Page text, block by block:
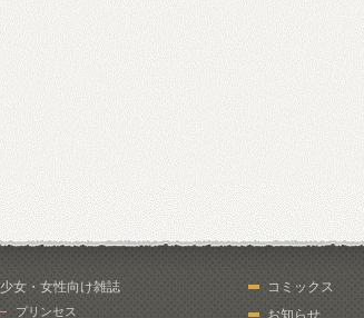
少女・女性向け雑誌
プリンセス
コミックス
お知らせ